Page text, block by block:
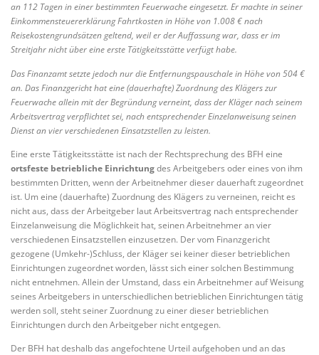
an 112 Tagen in einer bestimmten Feuerwache eingesetzt. Er machte in seiner
Einkommensteuererklärung Fahrtkosten in Höhe von 1.008 € nach
Reisekostengrundsätzen geltend, weil er der Auffassung war, dass er im
Streitjahr nicht über eine erste Tätigkeitsstätte verfügt habe.
Das Finanzamt setzte jedoch nur die Entfernungspauschale in Höhe von 504 €
an. Das Finanzgericht hat eine (dauerhafte) Zuordnung des Klägers zur
Feuerwache allein mit der Begründung verneint, dass der Kläger nach seinem
Arbeitsvertrag verpflichtet sei, nach entsprechender Einzelanweisung seinen
Dienst an vier verschiedenen Einsatzstellen zu leisten.
Eine erste Tätigkeitsstätte ist nach der Rechtsprechung des BFH eine
ortsfeste betriebliche Einrichtungdes Arbeitgebers oder eines von ihm
bestimmten Dritten, wenn der Arbeitnehmer dieser dauerhaft zugeordnet
ist. Um eine (dauerhafte) Zuordnung des Klägers zu verneinen, reicht es
nicht aus, dass der Arbeitgeber laut Arbeitsvertrag nach entsprechender
Einzelanweisung die Möglichkeit hat, seinen Arbeitnehmer an vier
verschiedenen Einsatzstellen einzusetzen. Der vom Finanzgericht
gezogene (Umkehr-)Schluss, der Kläger sei keiner dieser betrieblichen
Einrichtungen zugeordnet worden, lässt sich einer solchen Bestimmung
nicht entnehmen. Allein der Umstand, dass ein Arbeitnehmer auf Weisung
seines Arbeitgebers in unterschiedlichen betrieblichen Einrichtungen tätig
werden soll, steht seiner Zuordnung zu einer dieser betrieblichen
Einrichtungen durch den Arbeitgeber nicht entgegen.
Der BFH hat deshalb das angefochtene Urteil aufgehoben und an das